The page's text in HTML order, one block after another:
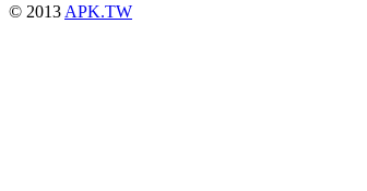
© 2013 APK.TW